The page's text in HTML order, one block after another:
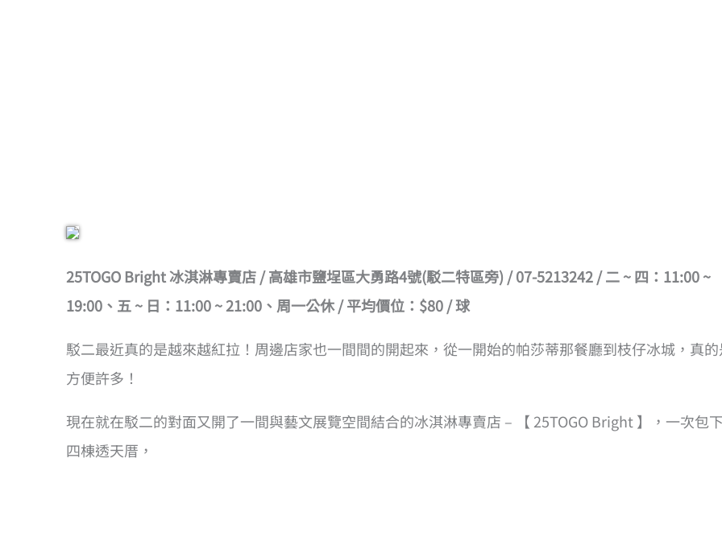
25TOGO Bright 冰淇淋專賣店 / 高雄市鹽埕區大勇路4號(駁二特區旁) / 07-5213242 / 二 ~ 四：11:00 ~
19:00、五 ~ 日：11:00 ~ 21:00、周一公休 / 平均價位：$80 / 球
駁二最近真的是越來越紅拉！周邊店家也一間間的開起來，從一開始的帕莎蒂那餐廳到枝仔冰城，真
方便許多！
現在就在駁二的對面又開了一間與藝文展覽空間結合的冰淇淋專賣店 – 【 25TOGO Bright 】，一次包
四棟透天厝，